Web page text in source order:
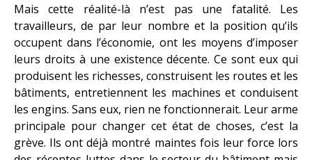
Mais cette réalité-là n’est pas une fatalité. Les
travailleurs, de par leur nombre et la position qu’ils
occupent dans l’économie, ont les moyens d’imposer
leurs droits à une existence décente. Ce sont eux qui
produisent les richesses, construisent les routes et les
bâtiments, entretiennent les machines et conduisent
les engins. Sans eux, rien ne fonctionnerait. Leur arme
principale pour changer cet état de choses, c’est la
grève. Ils ont déjà montré maintes fois leur force lors